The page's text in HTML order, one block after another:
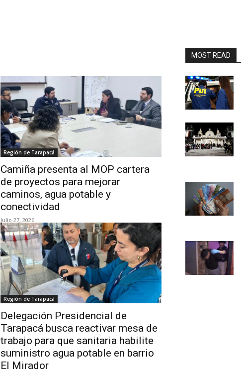
Región de Tarapacá
Camiña presenta al MOP cartera
de proyectos para mejorar
caminos, agua potable y
conectividad
Julio 27, 2026
Región de Tarapacá
Delegación Presidencial de
Tarapacá busca reactivar mesa de
trabajo para que sanitaria habilite
suministro agua potable en barrio
El Mirador
MOST READ